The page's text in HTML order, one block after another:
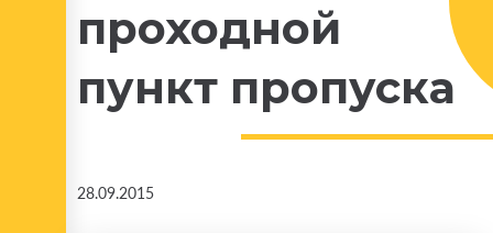
проходной
пункт пропуска
28.09.2015